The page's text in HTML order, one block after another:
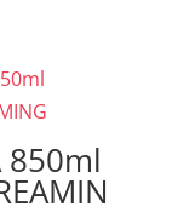
850ml